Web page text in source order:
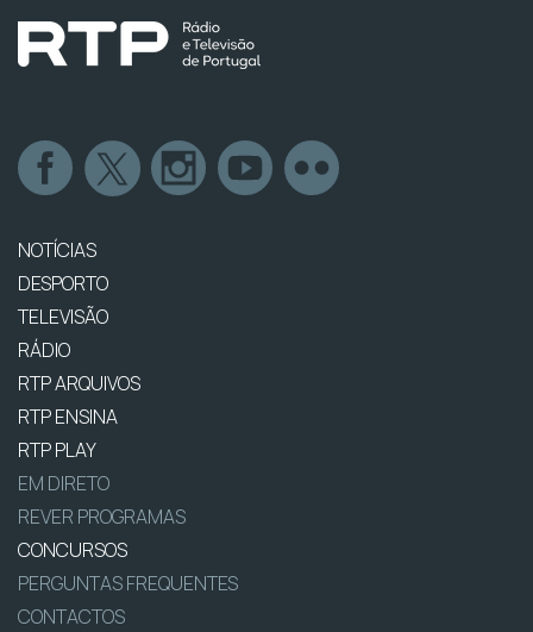
NOTÍCIAS
DESPORTO
TELEVISÃO
RÁDIO
RTP ARQUIVOS
RTP ENSINA
RTP PLAY
EM DIRETO
REVER PROGRAMAS
CONCURSOS
PERGUNTAS FREQUENTES
CONTACTOS